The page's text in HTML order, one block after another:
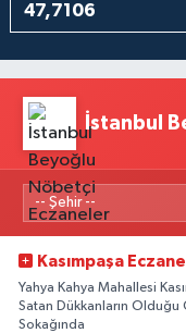
İstanbul
Kasımpaşa
Yahya Kahya Mahallesi
Satan Dükkanların Olduğu
Sokağında